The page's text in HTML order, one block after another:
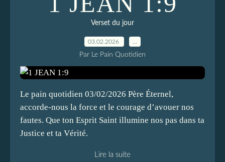
Verset du jour
03.02.2026
Par Le Pain Quotidien
Le pain quotidien 03/02/2026 Père Éternel,
accorde-nous la force et le courage d’avouer nos
fautes. Que ton Esprit Saint illumine nos pas dans ta
Justice et ta Vérité.
Lire la suite